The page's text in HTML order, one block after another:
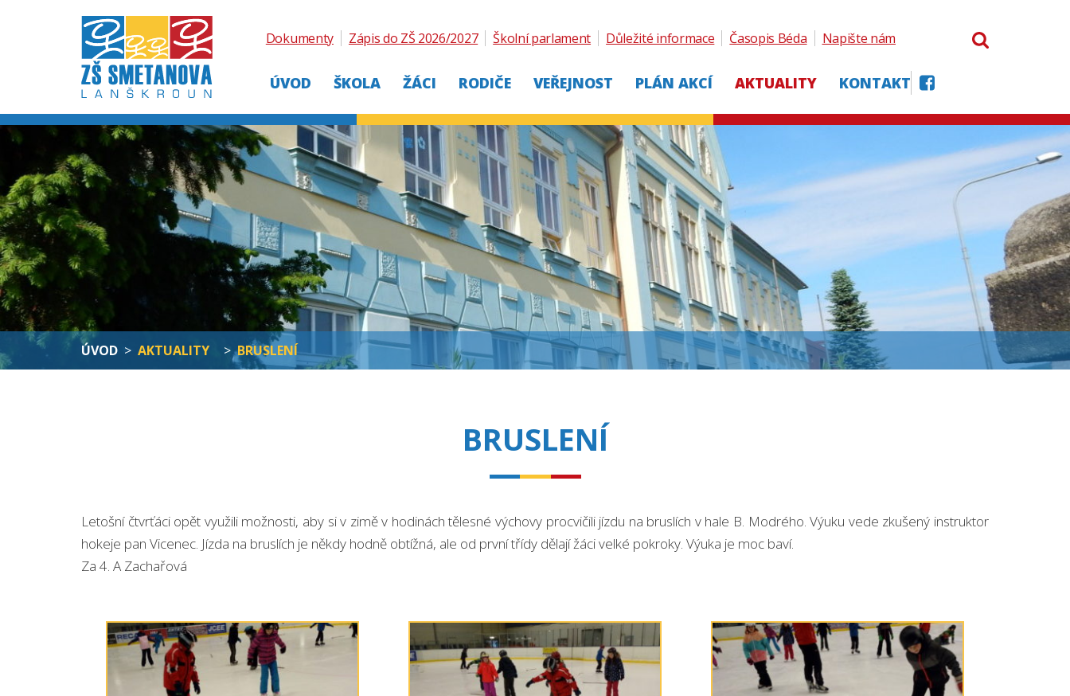
ÚVOD ŠKOLA ŽÁCI RODIČE VEŘEJNOST PLÁN AKCÍ AKTUALITY KONTAKT
Dokumenty Zápis do ZŠ 2026/2027 Školní parlament Důležité informace Časopis Béda Napište nám
ÚVOD > AKTUALITY > BRUSLENÍ
BRUSLENÍ
Letošní čtvrťáci opět využili možnosti, aby si v zimě v hodinách tělesné výchovy procvičili jízdu na bruslích v hale B. Modrého. Výuku vede zkušený instruktor
hokeje pan Vicenec. Jízda na bruslích je někdy hodně obtížná, ale od první třídy dělají žáci velké pokroky. Výuka je moc baví.
Za 4. A Zachařová